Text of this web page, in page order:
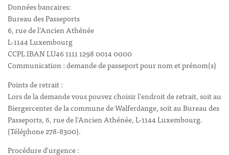
Données bancaires:
Bureau des Passeports
6, rue de l’Ancien Athénée
L-1144 Luxembourg
CCPL IBAN LU46 1111 1298 0014 0000
Communication : demande de passeport pour nom et prénom(s)
Points de retrait :
Lors de la demande vous pouvez choisir l’endroit de retrait, soit au
Biergercenter de la commune de Walferdange, soit au Bureau des
Passeports, 6, rue de l’Ancien Athénée, L-1144 Luxembourg.
(Téléphone 278-8300).
Procédure d’urgence :